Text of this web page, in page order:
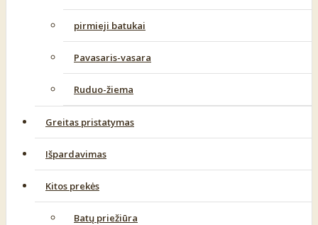
pirmieji batukai
Pavasaris-vasara
Ruduo-žiema
Greitas pristatymas
Išpardavimas
Kitos prekės
Batų priežiūra